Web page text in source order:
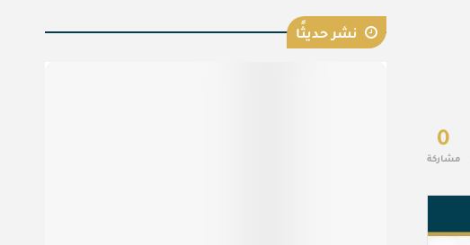
0
مشاركة
نشر حديثًا